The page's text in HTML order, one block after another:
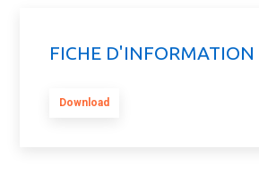
FICHE D'INFORMATION
Download